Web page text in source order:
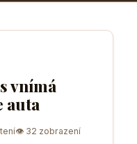
vnímá
auta
👁 32 zobrazení